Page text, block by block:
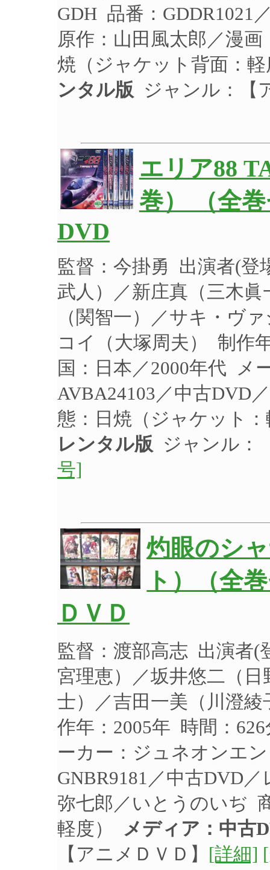
GDH 品番：GDDR1021
原作：山田風太郎／漫
焼（ジャケット背面：軽
ンタル版 ジャンル：【
エリア88
巻） （全
DVD
監督：今掛勇 出演者(登
武人）／新庄真（三木
（関智一）／サキ・ヴ
コイ（大塚周夫） 制作
国：日本／2000年代 メ
AVBA24103／中古DVD
態：日焼（ジャケット
レンタル版 ジャンル：
号]
灼眼のシ
ト）（全
ＤＶＤ
監督：渡部高志 出演者(
宮理恵）／坂井悠二（
士）／吉田一美（川澄
作年：2005年 時間：
ーカー：ジュネオンエ
GNBR9181／中古DVD
弥七郎／いとうのいぢ
軽度）
メディア：中古
【アニメＤＶＤ】 [詳細]